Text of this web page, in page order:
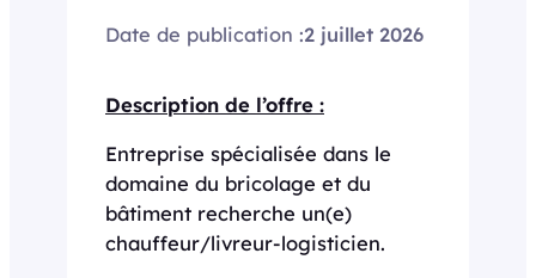
Date de publication :2 juillet 2026
Description de l’offre :
Entreprise spécialisée dans le
domaine du bricolage et du
bâtiment recherche un(e)
chauffeur/livreur-logisticien.